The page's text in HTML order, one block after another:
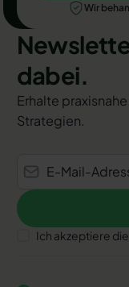
Wir
dabei.
Erhalte
Strategien.
Anmelden
Ich akzeptiere